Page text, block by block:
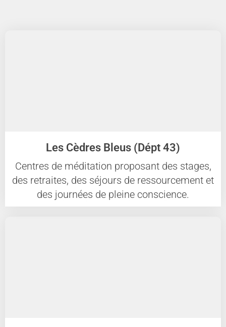
Les Cèdres Bleus (Dépt 43)
Centres de méditation proposant des stages,
des retraites, des séjours de ressourcement et
des journées de pleine conscience.